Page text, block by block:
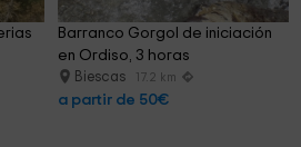
Barranco Gorgol de iniciación
en Ordiso, 3 horas
Biescas 17.2 km
a partir de 50€